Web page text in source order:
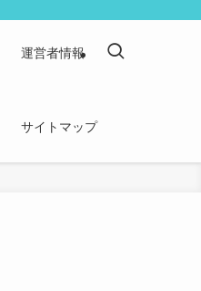
運営者情報
サイトマップ